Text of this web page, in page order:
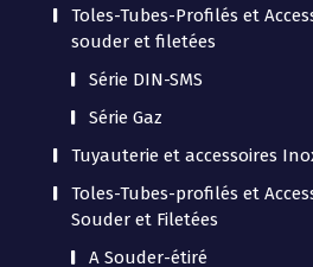
Toles-Tubes-Profilés et
souder et filetées
Série DIN-SMS
Série Gaz
Tuyauterie et accessoires
Toles-Tubes-profilés et
Souder et Filetées
A Souder-étiré